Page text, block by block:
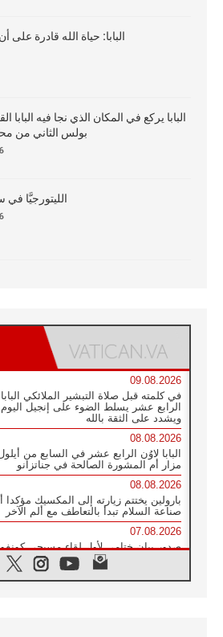
البابا: حياة الله قادرة على
البابا يركع في المكان الذي نجا فيه البابا
بولس الثاني من
الليتورجيَّا في
09.08.2026
في كلمته قبل صلاة التبشير الملائكي
الرابع عشر يسلط الضوء على إنجيل اليوم
ويشدد على الثقة بالله
08.08.2026
البابا لاوُن الرابع عشر في السابع من
مزار أم المشورة الصالحة في جناتزانو
08.08.2026
بارولين يختتم زيارته إلى المكسيك مؤكدا
صناعة السلام تبدأ بالتعاطف مع ألم الآخر
07.08.2026
صدور بيان ختامي لأول لقاء مسيحي
بمشاركة الدائرة الفاتيكانية للحوار بين
07.08.2026